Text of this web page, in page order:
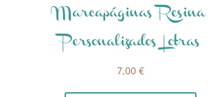
Marcapáginas Resina
Personalizados Letras
7,00€